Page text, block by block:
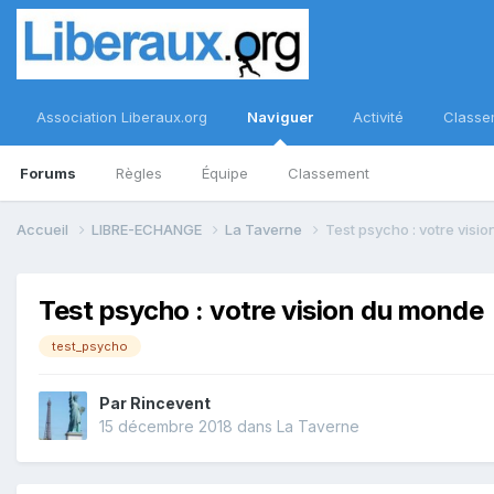
Association Liberaux.org Naviguer
Forums Règles Équipe Classement
Activité
Accueil LIBRE-ECHANGE La Taverne Test psycho : votre
Test psycho : votre vision du monde
test_psycho
Par Rincevent
15 décembre 2018 dans La Taverne